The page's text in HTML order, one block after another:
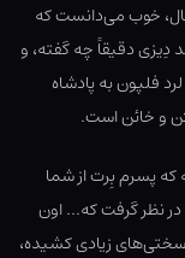
خوب می‌دانست که
دِیزی دقیقاً چه گفته، و
فلپون به پادشاه
و خائن است.
پسرم بِرت از شما
نظر گرفت که… اون
سختی‌های زیادی کشیده،